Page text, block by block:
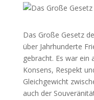
Das Große Gesetz
über Jahrhunderte
gebracht. Es war ein
Konsens, Respekt
Gleichgewicht
auch der